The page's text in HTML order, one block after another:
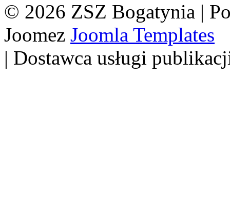
© 2026 ZSZ Bogatynia |
Joomez Joomla Templates
| Dostawca usługi